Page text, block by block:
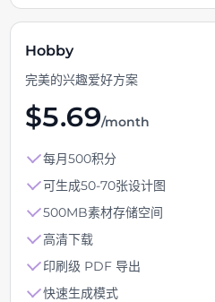
Hobby
完美的兴趣爱好方案
$5.69/month
每月500积分
可生成50-70张设计图
500MB素材存储空间
高清下载
印刷级 PDF 导出
快速生成模式